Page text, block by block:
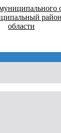
области